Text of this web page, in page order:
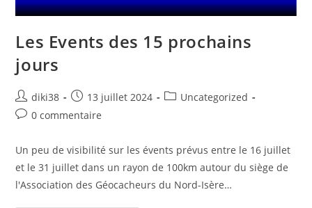
Les Events des 15 prochains
jours
diki38 13 juillet 2024
Uncategorized
0 commentaire
Un peu de visibilité sur les évents prévus entre le 16 juillet
et le 31 juillet dans un rayon de 100km autour du siège de
l'Association des Géocacheurs du Nord-Isère…